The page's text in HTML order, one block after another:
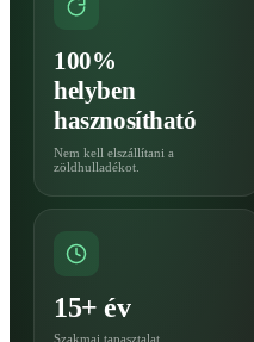
100%
helyben
hasznosítható
Nem kell elszállítani a
zöldhulladékot.
15+ év
Szakmai tapasztalat